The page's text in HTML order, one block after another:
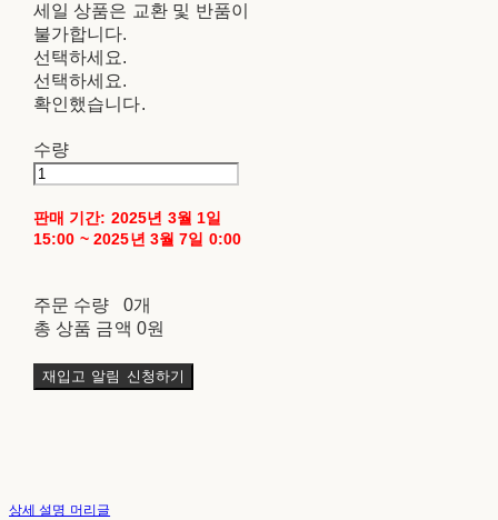
세일 상품은 교환 및 반품이
불가합니다.
선택하세요.
선택하세요.
확인했습니다.
수량
판매 기간: 2025년 3월 1일
15:00 ~ 2025년 3월 7일 0:00
주문 수량
0개
총 상품 금액 0원
재입고 알림 신청하기
상세 설명 머리글